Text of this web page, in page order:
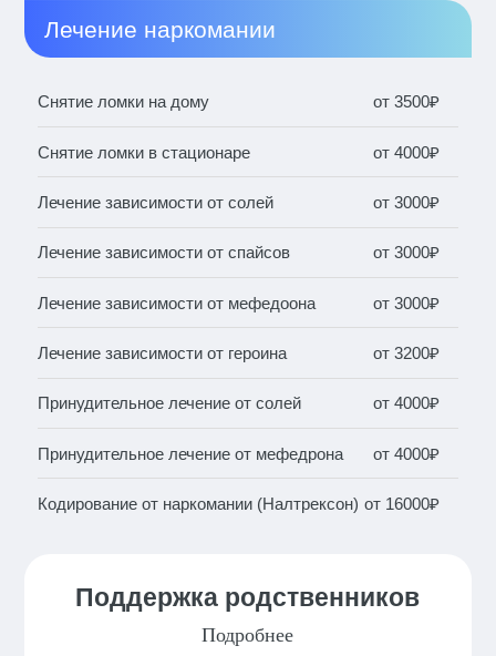
Лечение наркомании
Снятие ломки на дому от 3500₽
Снятие ломки в стационаре от 4000₽
Лечение зависимости от солей от 3000₽
Лечение зависимости от спайсов от 3000₽
Лечение зависимости от мефедоона от 3000₽
Лечение зависимости от героина от 3200₽
Принудительное лечение от солей от 4000₽
Принудительное лечение от мефедрона от 4000₽
Кодирование от наркомании (Налтрексон) от 16000₽
Поддержка родственников
Подробнее